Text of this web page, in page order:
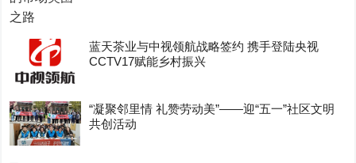
蓝天茶业与中视领航战略签约 携手登陆央视
CCTV17赋能乡村振兴
“凝聚邻里情 礼赞劳动美”——迎“五一”社区文明
共创活动